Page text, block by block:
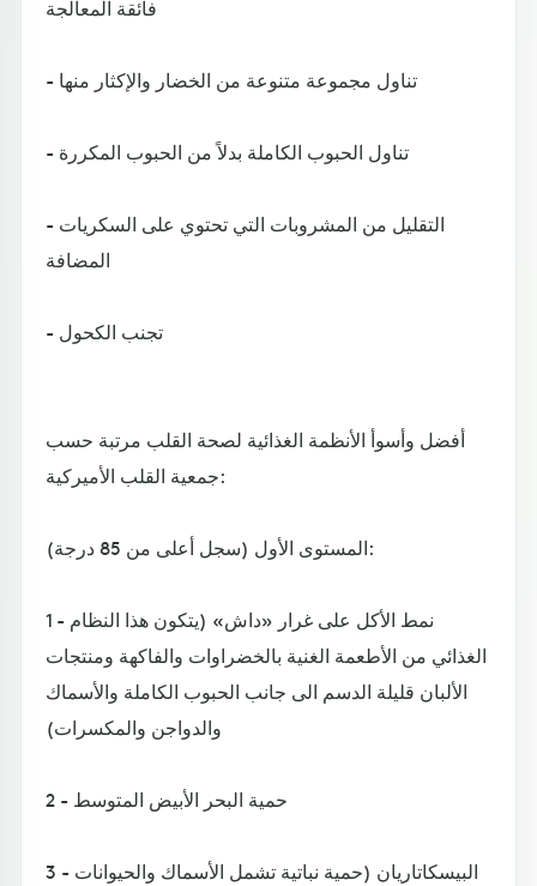
فائقة المعالجة
- تناول مجموعة متنوعة من الخضار والإكثار منها
- تناول الحبوب الكاملة بدلاً من الحبوب المكررة
- التقليل من المشروبات التي تحتوي على السكريات
المضافة
- تجنب الكحول
أفضل وأسوأ الأنظمة الغذائية لصحة القلب مرتبة حسب
جمعية القلب الأميركية:
المستوى الأول (سجل أعلى من 85 درجة):
1 - نمط الأكل على غرار «داش» (يتكون هذا النظام
الغذائي من الأطعمة الغنية بالخضراوات والفاكهة ومنتجات
الألبان قليلة الدسم الى جانب الحبوب الكاملة والأسماك
والدواجن والمكسرات)
2 - حمية البحر الأبيض المتوسط
3 - البيسكاتاريان (حمية نباتية تشمل الأسماك والحيوانات